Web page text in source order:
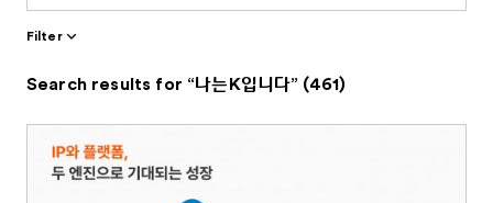
Search
Filter
Search results for “나는K입니다” (461)